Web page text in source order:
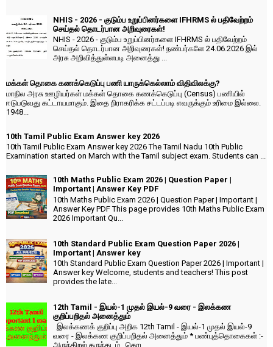
NHIS - 2026 - குடும்ப உறுப்பினர்களை IFHRMS ல் பதிவேற்றம்
செய்தல் தொடர்பான அறிவுரைகள்!
NHIS - 2026 - குடும்ப உறுப்பினர்களை IFHRMS ல் பதிவேற்றம்
செய்தல் தொடர்பான அறிவுரைகள்! நண்பர்களே 24.06.2026 இல்
அரசு அறிவித்துள்ளபடி அனைத்து ...
மக்கள் தொகை கணக்கெடுப்பு பணி யாருக்கெல்லாம் விதிவிலக்கு?
மாநில அரசு ஊழியர்கள் மக்கள் தொகை கணக்கெடுப்பு (Census) பணியில்
ஈடுபடுவது கட்டாயமாகும். இதை நிராகரிக்க சட்டப்படி எவருக்கும் உரிமை இல்லை.
1948...
10th Tamil Public Exam Answer key 2026
10th Tamil Public Exam Answer key 2026 The Tamil Nadu 10th Public
Examination started on March with the Tamil subject exam. Students can ...
10th Maths Public Exam 2026 | Question Paper |
Important | Answer Key PDF
10th Maths Public Exam 2026 | Question Paper | Important |
Answer Key PDF This page provides 10th Maths Public Exam
2026 Important Qu...
10th Standard Public Exam Question Paper 2026 |
Important | Answer key
10th Standard Public Exam Question Paper 2026 | Important |
Answer key Welcome, students and teachers! This post
provides the late...
12th Tamil - இயல்-1 முதல் இயல்-9 வரை - இலக்கண
குறிப்பறிதல் அனைத்தும்
இலக்கணக் குறிப்பு அறிக 12th Tamil - இயல்-1 முதல் இயல்-9
வரை - இலக்கண குறிப்பறிதல் அனைத்தும் * பண்புத்தொகைகள் :-
அருந்திறல் கருந்தடம், கொட...